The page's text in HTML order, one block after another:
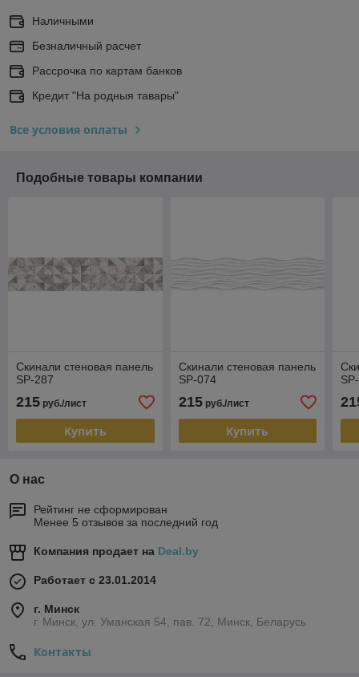
Наличными
Безналичный расчет
Рассрочка по картам банков
Кредит "На родныя тавары"
Все условия оплаты
Подобные товары компании
Скинали стеновая панель
SP-287
215 руб./лист
Купить
Скинали стеновая панель
SP-074
215руб./лист
Купить
О нас
Рейтинг не сформирован
Менее 5 отзывов за последний год
Компания продает на Deal.by
Работает с 23.01.2014
г. Минск
г. Минск, ул. Уманская 54, пав. 72, Минск, Беларусь
Контакты